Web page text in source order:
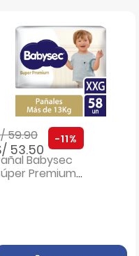
rebajado de
59.90a
53.50
-11%
Babysec
Premium